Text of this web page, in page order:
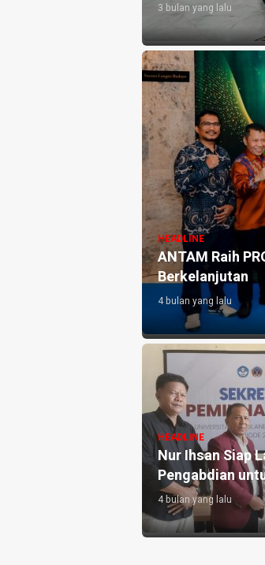
3 bulan yang lalu
HEADLINE
ANTAM Raih
Berkelanjutan
4 bulan yang lalu
HEADLINE
Nur Ihsan Siap
Pengabdian
4 bulan yang lalu